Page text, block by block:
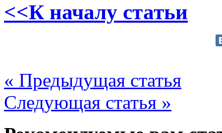
<<К началу статьи
« Предыдущая статья
Следующая статья »